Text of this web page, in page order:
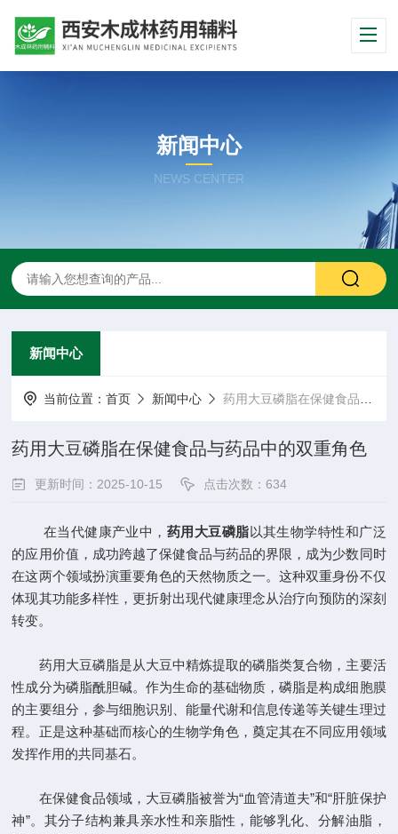
新闻中心
NEWS CENTER
新闻中心
当前位置：首页 新闻中心 药用大豆磷脂在保健食品与药品中的双重角色
药用大豆磷脂在保健食品与药品中的双重角色
更新时间：2025-10-15 点击次数：634
在当代健康产业中， 药用大豆磷脂以其生物学特性和广泛
的应用价值，成功跨越了保健食品与药品的界限，成为少数同时
在这两个领域扮演重要角色的天然物质之一。这种双重身份不仅
体现其功能多样性，更折射出现代健康理念从治疗向预防的深刻
转变。
药用大豆磷脂是从大豆中精炼提取的磷脂类复合物，主要活
性成分为磷脂酰胆碱。作为生命的基础物质，磷脂是构成细胞膜
的主要组分，参与细胞识别、能量代谢和信息传递等关键生理过
程。正是这种基础而核心的生物学角色，奠定其在不同应用领域
发挥作用的共同基石。
在保健食品领域，大豆磷脂被誉为“血管清道夫”和“肝脏保护
神”。其分子结构兼具亲水性和亲脂性，能够乳化、分解油脂，